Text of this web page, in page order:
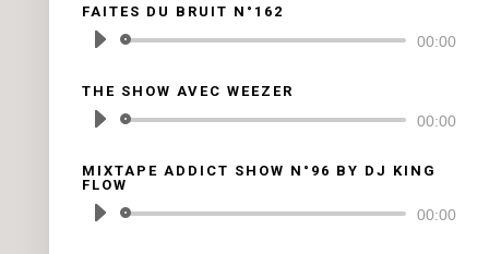
FAITES DU BRUIT N°162
Lecteur
00:00
THE SHOW AVEC WEEZER
Lecteur
00:00
MIXTAPE ADDICT SHOW N°96 BY DJ KING
FLOW
Lecteur
00:00